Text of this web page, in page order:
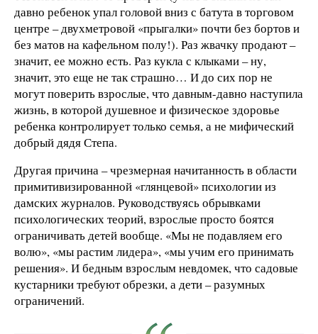
давно ребенок упал головой вниз с батута в торговом
центре – двухметровой «прыгалки» почти без бортов и
без матов на кафельном полу!). Раз жвачку продают –
значит, ее можно есть. Раз кукла с клыками – ну,
значит, это еще не так страшно… И до сих пор не
могут поверить взрослые, что давным-давно наступила
жизнь, в которой душевное и физическое здоровье
ребенка контролирует только семья, а не мифический
добрый дядя Степа.
Другая причина – чрезмерная начитанность в области
примитивизированной «глянцевой» психологии из
дамских журналов. Руководствуясь обрывками
психологических теорий, взрослые просто боятся
ограничивать детей вообще. «Мы не подавляем его
волю», «мы растим лидера», «мы учим его принимать
решения». И бедным взрослым невдомек, что садовые
кустарники требуют обрезки, а дети – разумных
ограничений.